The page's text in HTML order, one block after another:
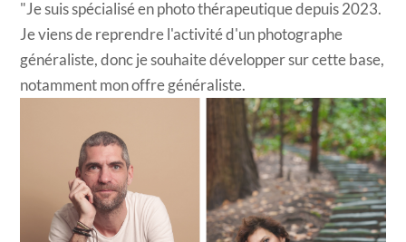
"Je suis spécialisé en photo thérapeutique depuis 2023.
Je viens de reprendre l'activité d'un photographe
généraliste, donc je souhaite développer sur cette base,
notamment mon offre généraliste.